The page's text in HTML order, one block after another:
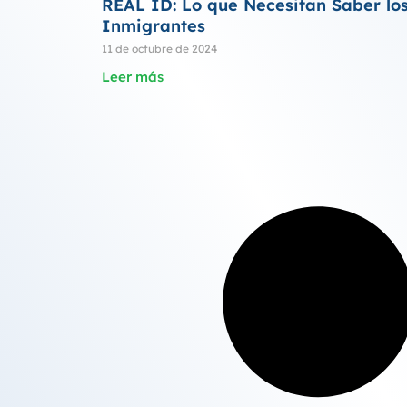
REAL ID: Lo que Necesitan Saber
Inmigrantes
11 de octubre de 2024
Leer más